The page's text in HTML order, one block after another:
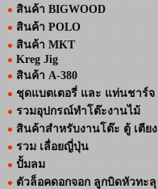
สินค้า BIGWOOD
สินค้า POLO
สินค้า MKT
Kreg Jig
สินค้า A-380
ชุดแบตเตอรี่ และ แท่นชาร์จ
รวมอุปกรณ์ทำโต๊ะงานไม้
สินค้าสำหรับงานโต๊ะ ตู้ เตียง
รวม เลื่อยญี่ปุ่น
ปั้มลม
ตัวล็อคดอกจอก ลูกบิดหัวทะลุ